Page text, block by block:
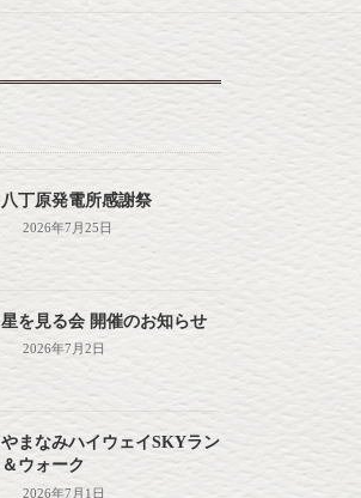
八丁原発電所感謝祭
2026年7月25日
星を見る会 開催のお知らせ
2026年7月2日
やまなみハイウェイSKYラン
＆ウォーク
2026年7月1日